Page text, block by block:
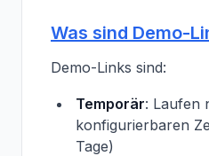
Was sind Demo-
Demo-Links sind:
Temporär: Laufen
konfigurierbaren
Tage)